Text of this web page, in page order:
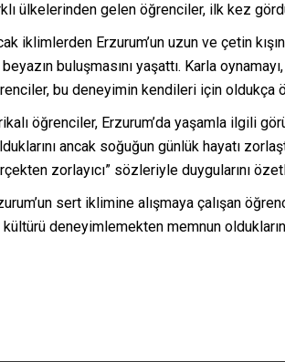
ülkelerinden gelen öğrenciler, ilk kez
iklimlerden Erzurum’un uzun ve çetin
buluşmasını yaşattı. Karla
bu deneyimin kendileri için oldukça
öğrenciler, Erzurum’da yaşamla ilgili
ancak soğuğun günlük hayatı
zorlayıcı” sözleriyle duygularını
sert iklimine alışmaya çalışan
deneyimlemekten memnun